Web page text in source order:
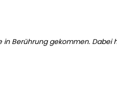
Berührung gekommen. Dabei